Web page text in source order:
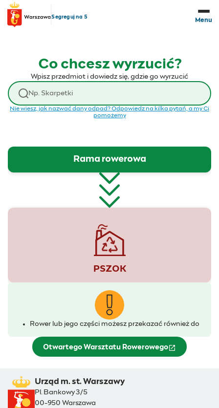
Przejdź do treści
Segreguj na 5
Menu
Co chcesz wyrzucić?
Wpisz przedmiot i dowiedz się, gdzie go wyrzucić
Wyszukaj odpad
Nie wiesz, jak nazwać dany odpad? Odpowiedz na kilka pytań, a my Ci
pomożemy
Rama rowerowa
PSZOK
Rower lub jego części możesz przekazać również do
Otwartego Warsztatu Rowerowego
(otwiera się w nowym oknie)
Urząd m. st. Warszawy
Pl. Bankowy 3/5
00-950 Warszawa